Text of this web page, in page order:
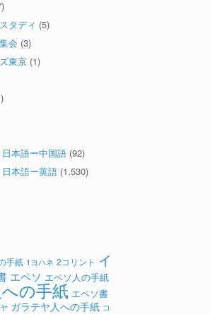
タディ (5)
会 (3)
東京 (1)
本語ー中国語 (92)
本語ー英語 (1,530)
手紙 1ヨハネ 2コリント イ
エペソ エペソ人の手紙
の手紙 エペソ書
ガラテヤ人への手紙 コ